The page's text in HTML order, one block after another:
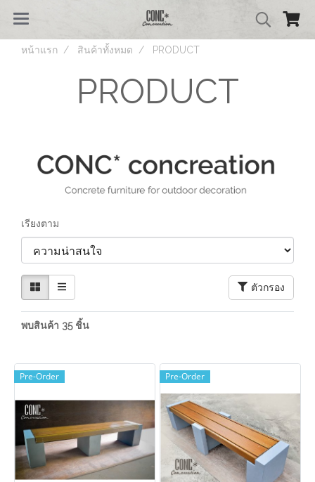
หน้าแรก สินค้าทั้งหมด PRODUCT
PRODUCT
เรียงตาม
ตัวกรอง
พบสินค้า 35 ชิ้น
Pre-Order Pre-Order